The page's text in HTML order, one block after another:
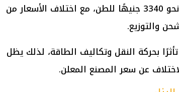
أسعار بعض الأنواع الاقتصادية من نحو 3340 جنيهًا للطن، مع اختلاف الأسعار من
والتوزيع.
بحركة النقل وتكاليف الطاقة، لذلك يظل
عن سعر المصنع المعلن.